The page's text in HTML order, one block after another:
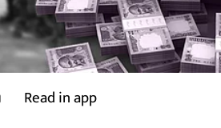
Read in app